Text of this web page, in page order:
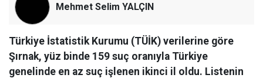
Mehmet Selim YALÇIN
Türkiye İstatistik Kurumu (TÜİK) verilerine göre
Şırnak, yüz binde 159 suç oranıyla Türkiye
genelinde en az suç işlenen ikinci il oldu. Listenin